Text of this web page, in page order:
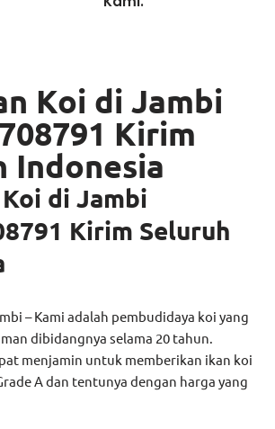
Koi di Jambi
Kirim
Indonesia
di Jambi
Kirim Seluruh
– Kami adalah pembudidaya koi yang
dibidangnya selama 20 tahun.
menjamin untuk memberikan ikan koi
A dan tentunya dengan harga yang